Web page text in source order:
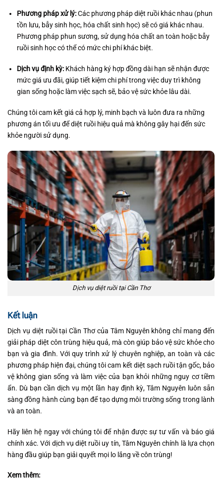
Phương pháp xử lý:Các phương pháp diệt ruồi khác nhau (phun
tồn lưu, bẫy sinh học, hóa chất sinh học) sẽ có giá khác nhau.
Phương pháp phun sương, sử dụng hóa chất an toàn hoặc bẫy
ruồi sinh học có thể có mức chi phí khác biệt.
Dịch vụ định kỳ:Khách hàng ký hợp đồng dài hạn sẽ nhận được
mức giá ưu đãi, giúp tiết kiệm chi phí trong việc duy trì không
gian sống hoặc làm việc sạch sẽ, bảo vệ sức khỏe lâu dài.
Chúng tôi cam kết giá cả hợp lý, minh bạch và luôn đưa ra những
phương án tối ưu để diệt ruồi hiệu quả mà không gây hại đến sức
khỏe người sử dụng.
Dịch vụ diệt ruồi tại Cần Thơ
Kết luận
Dịch vụ diệt ruồi tại Cần Thơ của Tâm Nguyên không chỉ mang đến
giải pháp diệt côn trùng hiệu quả, mà còn giúp bảo vệ sức khỏe cho
bạn và gia đình. Với quy trình xử lý chuyên nghiệp, an toàn và các
phương pháp hiện đại, chúng tôi cam kết diệt sạch ruồi tận gốc, bảo
vệ không gian sống và làm việc của bạn khỏi những nguy cơ tiềm
ẩn. Dù bạn cần dịch vụ một lần hay định kỳ, Tâm Nguyên luôn sẵn
sàng đồng hành cùng bạn để tạo dựng môi trường sống trong lành
và an toàn.
Hãy liên hệ ngay với chúng tôi để nhận được sự tư vấn và báo giá
chính xác. Với dịch vụ diệt ruồi uy tín, Tâm Nguyên chính là lựa chọn
hàng đầu giúp bạn giải quyết mọi lo lắng về côn trùng!
Xem thêm: